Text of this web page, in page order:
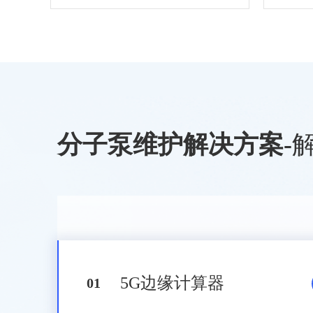
分子泵维护解决方案-
01 5G边缘计算器